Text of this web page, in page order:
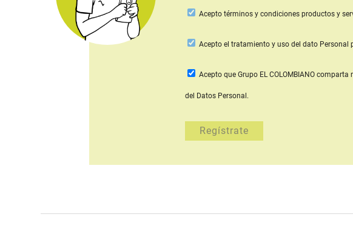
Acepto términos y condiciones productos y
Aceptoel tratamiento y uso del dato Personal
Acepto que Grupo EL COLOMBIANO comparta
del Datos Personal.